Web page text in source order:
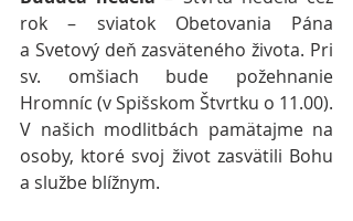
rok – sviatok Obetovania Pána
a Svetový deň zasväteného života. Pri
sv. omšiach bude požehnanie
Hromníc (v Spišskom Štvrtku o 11.00).
V našich modlitbách pamätajme na
osoby, ktoré svoj život zasvätili Bohu
a službe blížnym.